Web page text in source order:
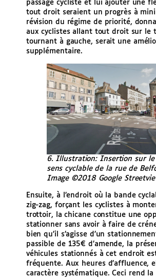
passage cycliste et lui ajouter une
tout droit seraient un progrès à
révision du régime de priorité,
aux cyclistes allant tout droit sur le
tournant à gauche, serait une
supplémentaire.
6. Illustration: Insertion sur le
sens cyclable de la rue de
Image ©2018 Google
Ensuite, à l’endroit où la bande
zig-zag, forçant les cyclistes à
trottoir, la chicane constitue une
stationner sans avoir à faire de
bien qu’il s’agisse d’un
passible de 135€ d’amende, la
véhicules stationnés à cet endroit
fréquente. Aux heures d’affluence,
caractère systématique. Ceci rend la